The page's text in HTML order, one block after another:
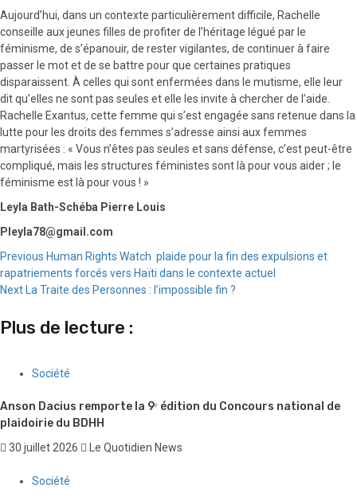
Aujourd’hui, dans un contexte particulièrement difficile, Rachelle
conseille aux jeunes filles de profiter de l’héritage légué par le
féminisme, de s’épanouir, de rester vigilantes, de continuer à faire
passer le mot et de se battre pour que certaines pratiques
disparaissent. À celles qui sont enfermées dans le mutisme, elle leur
dit qu’elles ne sont pas seules et elle les invite à chercher de l’aide.
Rachelle Exantus, cette femme qui s’est engagée sans retenue dans la
lutte pour les droits des femmes s’adresse ainsi aux femmes
martyrisées : « Vous n’êtes pas seules et sans défense, c’est peut-être
compliqué, mais les structures féministes sont là pour vous aider ; le
féminisme est là pour vous ! »
Leyla Bath-Schéba Pierre Louis
Pleyla78@gmail.com
Continue
Reading
Previous Human Rights Watch plaide pour la fin des expulsions et
rapatriements forcés vers Haïti dans le contexte actuel
Next La Traite des Personnes : l’impossible fin ?
Plus de lecture :
Société
Anson Dacius remporte la 9ᵉ édition du Concours national de
plaidoirie du BDHH
30 juillet 2026 Le Quotidien News
Société